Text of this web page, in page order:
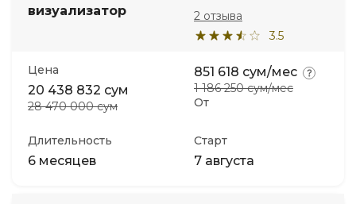
визуализатор
3.5
2 отзыва
Цена
20 438 832 сум
28 470 000 сум От
851 618 сум/мес
1 186 250 сум/мес
Длительность
6 месяцев
Старт
7 августа